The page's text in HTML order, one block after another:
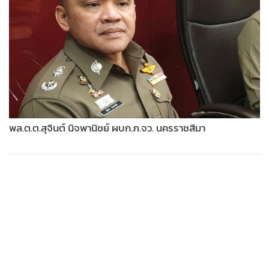
ญี่ปุ่น
• News1
Gotomanager
พล.ต.ต.สุจินต์ นิจพานิชย์ ผบก.ภ.จว. นครราชสีมา